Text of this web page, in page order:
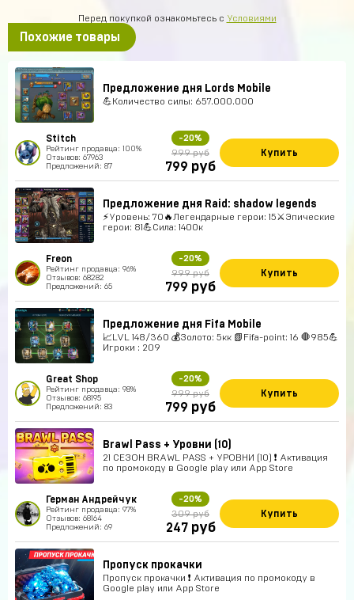
Перед покупкой ознакомьтесь с Условиями
Похожие товары
Предложение дня Lords Mobile
💪Количество силы: 657.000.000
Stitch
Рейтинг продавца: 100%
Отзывов: 67963
Предложений: 87
-20%
999 руб
799 руб
Купить
Предложение дня Raid: shadow legends
⚡Уровень: 70🔥Легендарные герои: 15⚔️Эпические
герои: 81💪Сила: 1400к
Freon
Рейтинг продавца: 96%
Отзывов: 68282
Предложений: 65
-20%
999 руб
799 руб
Купить
Предложение дня Fifa Mobile
📈LVL 148/360 💰Золото: 5кк 📗Fifa-point: 16 🛑985💪
Игроки : 209
Great Shop
Рейтинг продавца: 98%
Отзывов: 68195
Предложений: 83
-20%
999 руб
799 руб
Купить
Brawl Pass + Уровни (10)
21 СЕЗОН BRAWL PASS + УРОВНИ (10) ❗ Активация
по промокоду в Google play или App Store
Герман Андрейчук
Рейтинг продавца: 97%
Отзывов: 68164
Предложений: 69
-20%
309 руб
247 руб
Купить
Пропуск прокачки
Пропуск прокачки ❗ Активация по промокоду в
Google play или App Store